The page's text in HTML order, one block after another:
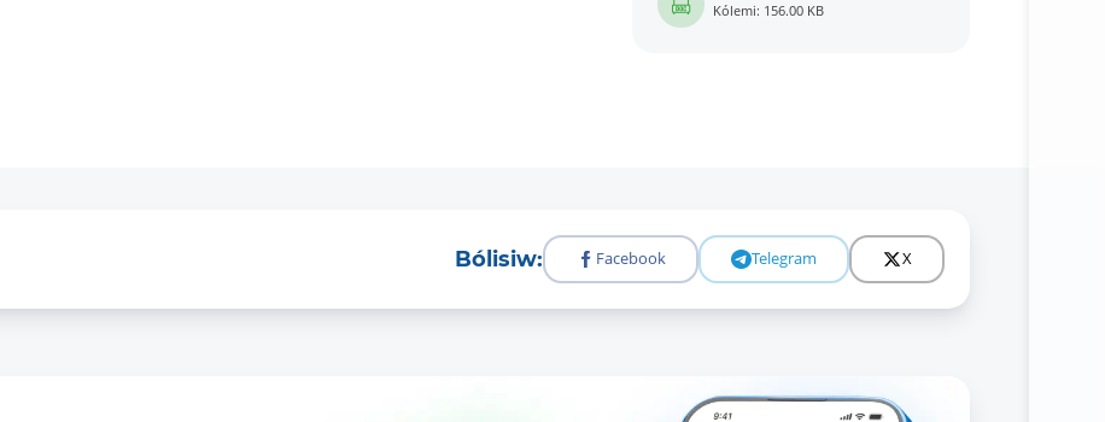
Kólemi: 156.00 KB
Bólisiw: Facebook Telegram X